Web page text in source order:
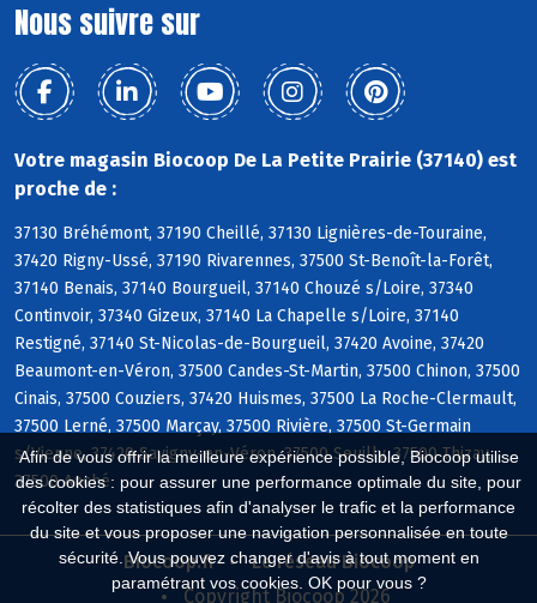
Afin de vous offrir la meilleure expérience possible, Biocoop utilise
des cookies : pour assurer une performance optimale du site, pour
récolter des statistiques afin d'analyser le trafic et la performance
du site et vous proposer une navigation personnalisée en toute
sécurité. Vous pouvez changer d'avis à tout moment en
paramétrant vos cookies. OK pour vous ?
Nous suivre sur
Votre magasin Biocoop De La Petite Prairie (37140) est
proche de :
37130 Bréhémont, 37190 Cheillé, 37130 Lignières-de-Touraine,
37420 Rigny-Ussé, 37190 Rivarennes, 37500 St-Benoît-la-Forêt,
37140 Benais, 37140 Bourgueil, 37140 Chouzé s/Loire, 37340
Continvoir, 37340 Gizeux, 37140 La Chapelle s/Loire, 37140
Restigné, 37140 St-Nicolas-de-Bourgueil, 37420 Avoine, 37420
Beaumont-en-Véron, 37500 Candes-St-Martin, 37500 Chinon, 37500
Cinais, 37500 Couziers, 37420 Huismes, 37500 La Roche-Clermault,
37500 Lerné, 37500 Marçay, 37500 Rivière, 37500 St-Germain
s/Vienne, 37420 Savigny-en-Véron, 37500 Seuilly, 37500 Thizay,
37500 Anché
Biocoop.fr
Le réseau Biocoop
Copyright Biocoop 2026